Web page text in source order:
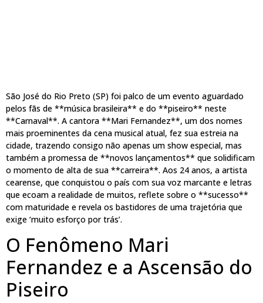
São José do Rio Preto (SP) foi palco de um evento aguardado
pelos fãs de **música brasileira** e do **piseiro** neste
**Carnaval**. A cantora **Mari Fernandez**, um dos nomes
mais proeminentes da cena musical atual, fez sua estreia na
cidade, trazendo consigo não apenas um show especial, mas
também a promessa de **novos lançamentos** que solidificam
o momento de alta de sua **carreira**. Aos 24 anos, a artista
cearense, que conquistou o país com sua voz marcante e letras
que ecoam a realidade de muitos, reflete sobre o **sucesso**
com maturidade e revela os bastidores de uma trajetória que
exige ‘muito esforço por trás’.
O Fenômeno Mari
Fernandez e a Ascensão do
Piseiro